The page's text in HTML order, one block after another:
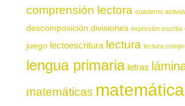
comprensión lectora cuaderno
descomposición divisiones expresión escrita
juego lectoescritura lectura lectura
lengua primaria letras
matemáticas